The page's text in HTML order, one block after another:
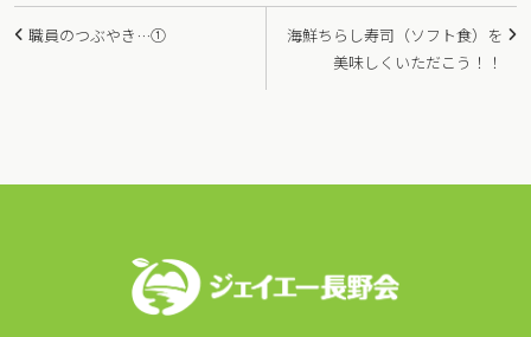
投
ゲ
海鮮ちらし寿司（ソフト食）を
美味しくいただこう！！
職員のつぶやき…①